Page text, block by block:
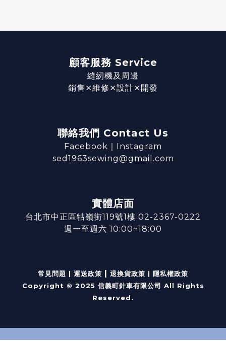
顧客服務 Service
縫紉機及周邊
銷售⨯維修⨯設計⨯開發
聯絡我們 Contact Us
Facebook ｜ Instagram
sed1963sewing@gmail.com
實體店面
台北市中正區牯嶺街119號1樓 02-2367-0222
週一至週六 10:00~18:00
常見問題 | 運送政策 | 退換貨政策 | 隱私權政策
Copyright © 2025 信義町針車有限公司 All Rights
Reserved.